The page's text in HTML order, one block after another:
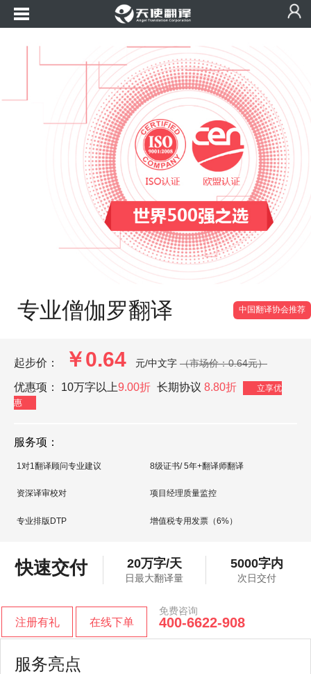
专业僧伽罗翻译 中国翻译协会推荐
起步价： ￥0.64 元/中文字 （市场价：0.64元）
优惠项： 10万字以上9.00折 长期协议 8.80折
立享优
惠
服务项：
1对1翻译顾问专业建议 8级证书/ 5年+翻译师翻译
资深译审校对 项目经理质量监控
专业排版DTP 增值税专用发票（6%）
快速交付 20万字/天
日最大翻译量
5000字内
次日交付
注册有礼 在线下单
免费咨询
400-6622-908
服务亮点